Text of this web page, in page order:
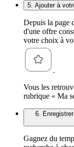
5. Ajouter à
Depuis la page
d'une offre
votre choix à
.
Vous les
rubrique « Ma
6.
Gagnez du